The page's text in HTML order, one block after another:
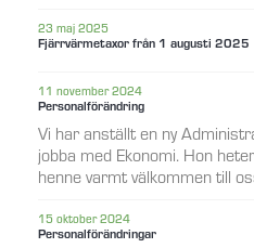
23 maj 2025
Fjärrvärmetaxor från 1 augusti 2025
11 november 2024
Personalförändring
Vi har anställt en ny
jobba med Ekonomi. Hon
henne varmt välkommen till
15 oktober 2024
Personalförändringar